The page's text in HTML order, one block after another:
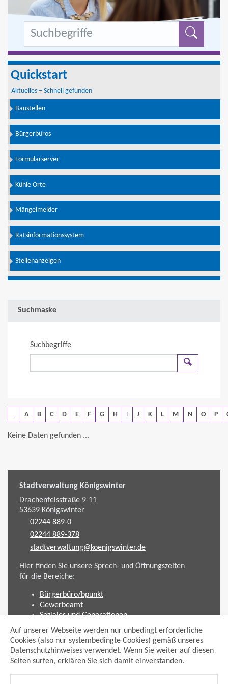
Auf unserer Webseite werden nur unbedingt erforderliche
Cookies (also nur systembedingte Cookies) gemäß unseres
Datenschutzhinweises verwendet. Wenn Sie weiter auf diesen
Seiten surfen, erklären Sie sich damit einverstanden.
Quickstart
Aktuelles – Schnell gefunden
Baustellen
Bürgerbüros
Formularserver
Kühle Orte
Mängelmelder
Ratsinformationssystem
Stellenanzeigen
Suchmaske
Suchbegriffe
A B C D E F G H J K L M N O P
Keine Daten gefunden ...
Stadtverwaltung Königswinter
Drachenfelsstraße 9-11
53639Königswinter
02244 889-0
02244 889-378
stadtverwaltung@koenigswinter.de
Hier finden Sie unsere Sprech- und Öffnungszeiten
für die Bereiche:
Bürgerbüro/bpunkt
Gewerbeamt
Soziales und Generationen
Standesamt
Friedhofsverwaltung
Planen und Bauen (Bauamt)
Impressum
Datenschutzhinweis